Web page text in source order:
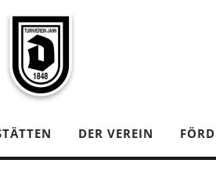
DER VEREIN